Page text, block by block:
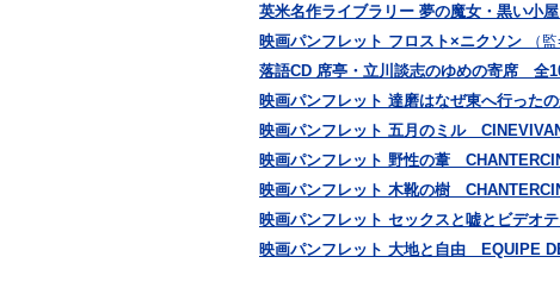
英米名作ライブラリー 夢の魔女・黒い小屋
映画パンフレット フロスト×ニクソン
（
落語CD 席亭・立川談志のゆめの寄席 全
映画パンフレット 達磨はなぜ東へ行った
映画パンフレット 五月のミル
映画パンフレット 野性の葦
映画パンフレット 木靴の樹
映画パンフレット セックスと嘘とビデ
映画パンフレット 大地と自由 EQUIPE